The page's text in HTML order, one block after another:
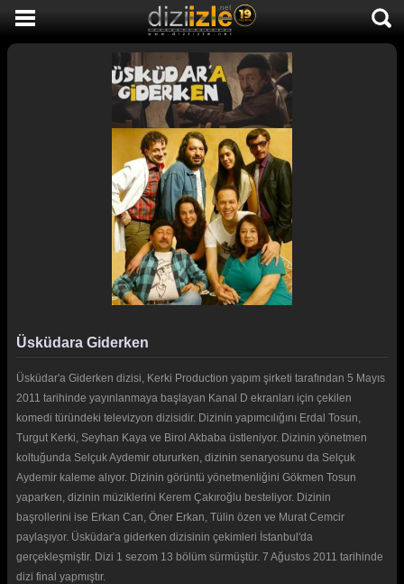
SON EKLENEN DİZİLER
GENÇLİK
DİZİ HABERLERİ
Üsküdara Giderken
Üsküdar'a Giderken dizisi, Kerki Production yapım şirketi tarafından 5 Mayıs
2011 tarihinde yayınlanmaya başlayan Kanal D ekranları için çekilen
komedi türündeki televizyon dizisidir. Dizinin yapımcılığını Erdal Tosun,
Turgut Kerki, Seyhan Kaya ve Birol Akbaba üstleniyor. Dizinin yönetmen
koltuğunda Selçuk Aydemir otururken, dizinin senaryosunu da Selçuk
Aydemir kaleme alıyor. Dizinin görüntü yönetmenliğini Gökmen Tosun
yaparken, dizinin müziklerini Kerem Çakıroğlu besteliyor. Dizinin
başrollerini ise Erkan Can, Öner Erkan, Tülin özen ve Murat Cemcir
paylaşıyor. Üsküdar'a giderken dizisinin çekimleri İstanbul'da
gerçekleşmiştir. Dizi 1 sezom 13 bölüm sürmüştür. 7 Ağustos 2011 tarihinde
dizi final yapmıştır.